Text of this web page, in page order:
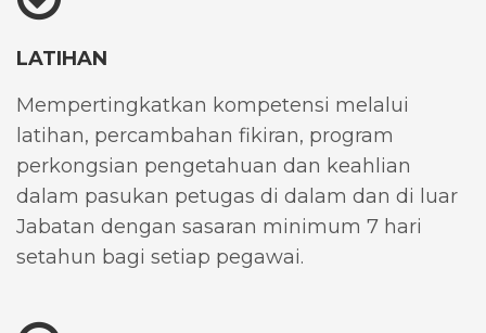
LATIHAN
Mempertingkatkan kompetensi melalui
latihan, percambahan fikiran, program
perkongsian pengetahuan dan keahlian
dalam pasukan petugas di dalam dan di luar
Jabatan dengan sasaran minimum 7 hari
setahun bagi setiap pegawai.